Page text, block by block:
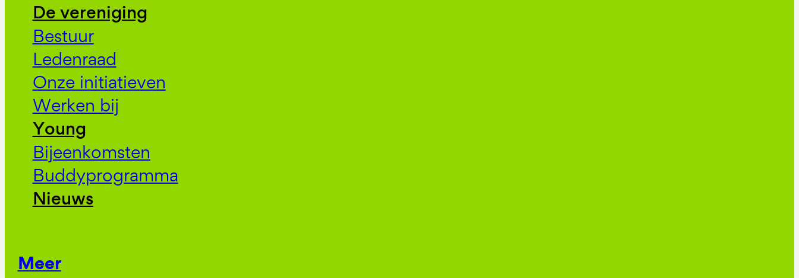
De vereniging
Bestuur
Ledenraad
Onze initiatieven
Werken bij
Young
Bijeenkomsten
Buddyprogramma
Nieuws
Meer